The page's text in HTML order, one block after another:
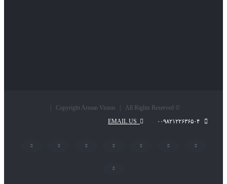
© Copyright Arman Vision | All Rights Reserved |
Facebook
Twitter
Flickr
YouTube
Instagram
Pinterest
LinkedIn
پست